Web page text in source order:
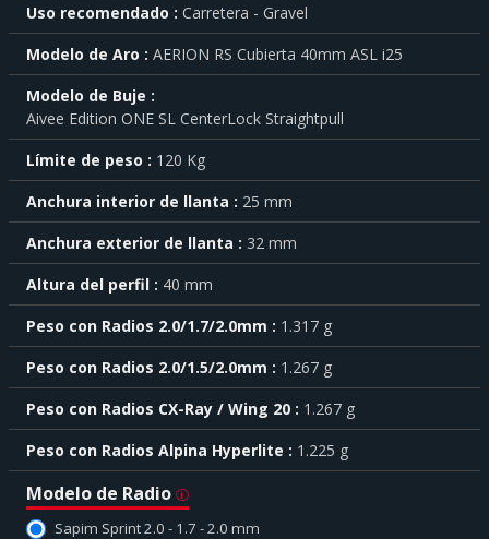
saber
más
sobre
cada
característica
haga
click
sobre
el
símbolo
puede
mostrar
Uso recomendado
Carretera - Gravel
Modelo de Aro
AERION RS Cubierta 40mm ASL i25
Modelo de Buje
Aivee Edition ONE SL CenterLock Straightpull
Límite de peso
120 Kg
Anchura interior de llanta
25 mm
Anchura exterior de llanta
32 mm
Altura del perfil
40 mm
Peso con Radios 2.0/1.7/2.0mm
1.317 g
Peso con Radios 2.0/1.5/2.0mm
1.267 g
Peso con Radios CX-Ray / Wing 20
1.267 g
Peso con Radios Alpina Hyperlite
1.225 g
Modelo de Radio
Sapim Sprint 2.0 - 1.7 - 2.0 mm